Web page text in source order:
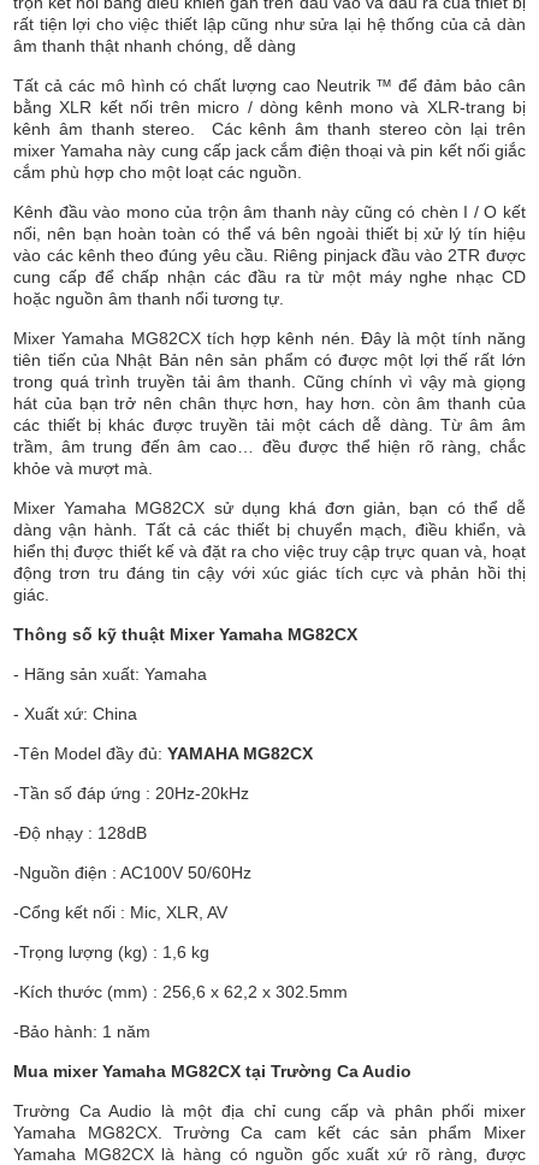
rất tiện lợi cho việc thiết lập cũng như sửa lại hệ thống của cả dàn
âm thanh thật nhanh chóng, dễ dàng
Tất cả các mô hình có chất lượng cao Neutrik ™ để đảm bảo cân
bằng XLR kết nối trên micro / dòng kênh mono và XLR-trang bị
kênh âm thanh stereo. Các kênh âm thanh stereo còn lại trên
mixer Yamaha này cung cấp jack cắm điện thoại và pin kết nối giắc
cắm phù hợp cho một loạt các nguồn.
Kênh đầu vào mono của trộn âm thanh này cũng có chèn I / O kết
nối, nên bạn hoàn toàn có thể vá bên ngoài thiết bị xử lý tín hiệu
vào các kênh theo đúng yêu cầu. Riêng pinjack đầu vào 2TR được
cung cấp để chấp nhận các đầu ra từ một máy nghe nhạc CD
hoặc nguồn âm thanh nổi tương tự.
Mixer Yamaha MG82CX tích hợp kênh nén. Đây là một tính năng
tiên tiến của Nhật Bản nên sản phẩm có được một lợi thế rất lớn
trong quá trình truyền tải âm thanh. Cũng chính vì vậy mà giọng
hát của bạn trở nên chân thực hơn, hay hơn. còn âm thanh của
các thiết bị khác được truyền tải một cách dễ dàng. Từ âm âm
trầm, âm trung đến âm cao… đều được thể hiện rõ ràng, chắc
khỏe và mượt mà.
Mixer Yamaha MG82CX sử dụng khá đơn giản, bạn có thể dễ
dàng vận hành. Tất cả các thiết bị chuyển mạch, điều khiển, và
hiển thị được thiết kế và đặt ra cho việc truy cập trực quan và, hoạt
động trơn tru đáng tin cậy với xúc giác tích cực và phản hồi thị
giác.
Thông số kỹ thuật Mixer Yamaha MG82CX
- Hãng sản xuất: Yamaha
- Xuất xứ: China
-Tên Model đầy đủ:YAMAHA MG82CX
-Tần số đáp ứng : 20Hz-20kHz
-Độ nhạy : 128dB
-Nguồn điện : AC100V 50/60Hz
-Cổng kết nối : Mic, XLR, AV
-Trọng lượng (kg) : 1,6 kg
-Kích thước (mm) : 256,6 x 62,2 x 302.5mm
-Bảo hành: 1 năm
Mua mixer Yamaha MG82CX tại Trường Ca Audio
Trường Ca Audio là một địa chỉ cung cấp và phân phối mixer
Yamaha MG82CX. Trường Ca cam kết các sản phẩm Mixer
Yamaha MG82CX là hàng có nguồn gốc xuất xứ rõ ràng, được